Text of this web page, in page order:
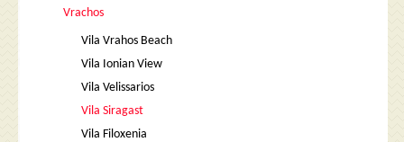
Vrachos
Vila Vrahos Beach
Vila Ionian View
Vila Velissarios
Vila Siragast
Vila Filoxenia